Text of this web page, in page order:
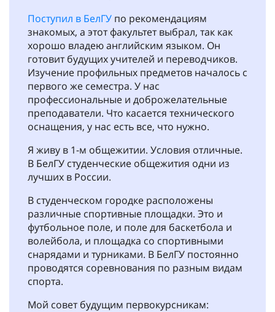
Поступил в БелГУ по рекомендациям
знакомых, а этот факультет выбрал, так как
хорошо владею английским языком. Он
готовит будущих учителей и переводчиков.
Изучение профильных предметов началось с
первого же семестра. У нас
профессиональные и доброжелательные
преподаватели. Что касается технического
оснащения, у нас есть все, что нужно.
Я живу в 1-м общежитии. Условия отличные.
В БелГУ студенческие общежития одни из
лучших в России.
В студенческом городке расположены
различные спортивные площадки. Это и
футбольное поле, и поле для баскетбола и
волейбола, и площадка со спортивными
снарядами и турниками. В БелГУ постоянно
проводятся соревнования по разным видам
спорта.
Мой совет будущим первокурсникам: